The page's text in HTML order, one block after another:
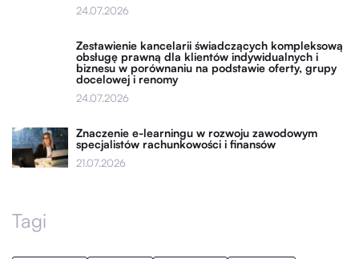
24.07.2026
Zestawienie kancelarii świadczących kompleksową
obsługę prawną dla klientów indywidualnych i
biznesu w porównaniu na podstawie oferty, grupy
docelowej i renomy
24.07.2026
Znaczenie e-learningu w rozwoju zawodowym
specjalistów rachunkowości i finansów
21.07.2026
Tagi